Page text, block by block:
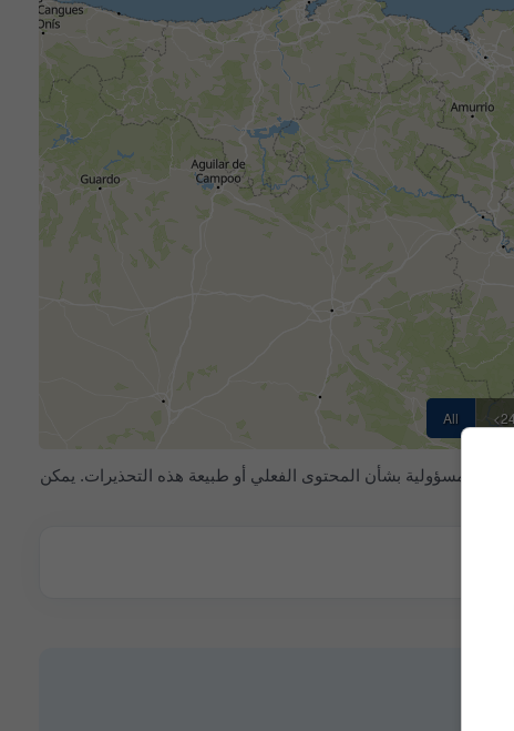
All
يتم تزويد meteoblue بتحذيرات الطقس الشديد من أكثر من 80 وكالة رسمية حول العالم. لا تتحمل meteoblue أي مسؤولية بشأن المحتوى الفعلي أو طبيعة هذه التحذيرات. يمكن